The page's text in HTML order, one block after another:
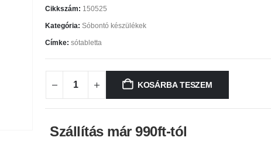
Cikkszám: 150525
Kategória: Sóbontó készülékek
Címke: sótabletta
KOSÁRBA TESZEM
Szállítás már 990ft-tól